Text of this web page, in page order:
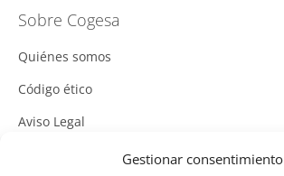
Gestionar consentimiento
Sobre Cogesa
Quiénes somos
Código ético
Aviso Legal
Política de Cookies